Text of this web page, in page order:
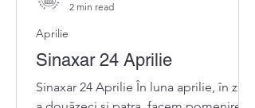
Sinaxar 24 Aprilie
Sinaxar 24 Aprilie În luna aprilie, în ziua
Aprilie
2 min read